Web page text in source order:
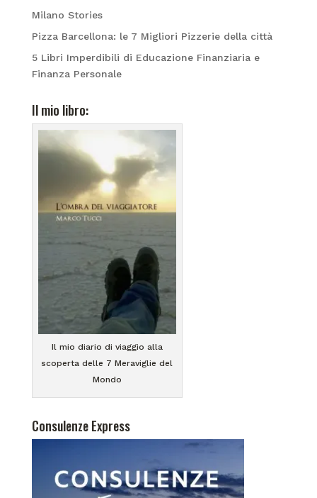
Milano Stories
Pizza Barcellona: le 7 Migliori Pizzerie della città
5 Libri Imperdibili di Educazione Finanziaria e
Finanza Personale
Il mio libro:
Il mio diario di viaggio alla
scoperta delle 7 Meraviglie del
Mondo
Consulenze Express